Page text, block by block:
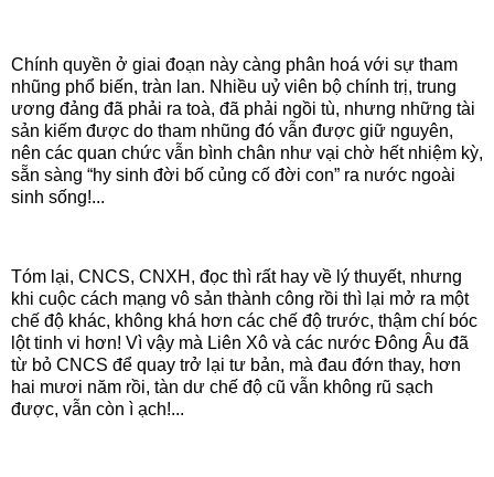
Chính quyền ở giai đoạn này càng phân hoá với sự tham
nhũng phổ biến, tràn lan. Nhiều uỷ viên bộ chính trị, trung
ương đảng đã phải ra toà, đã phải ngồi tù, nhưng những tài
sản kiếm được do tham nhũng đó vẫn được giữ nguyên,
nên các quan chức vẫn bình chân như vại chờ hết nhiệm kỳ,
sẵn sàng “hy sinh đời bố củng cố đời con” ra nước ngoài
sinh sống!...
Tóm lại, CNCS, CNXH, đọc thì rất hay về lý thuyết, nhưng
khi cuộc cách mạng vô sản thành công rồi thì lại mở ra một
chế độ khác, không khá hơn các chế độ trước, thậm chí bóc
lột tinh vi hơn! Vì vậy mà Liên Xô và các nước Đông Âu đã
từ bỏ CNCS để quay trở lại tư bản, mà đau đớn thay, hơn
hai mươi năm rồi, tàn dư chế độ cũ vẫn không rũ sạch
được, vẫn còn ì ạch!...